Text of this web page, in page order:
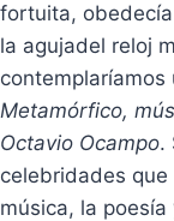
fortuita,
la agujadel reloj
Metamórfico,
Octavio Ocampo.
celebridades
música, la